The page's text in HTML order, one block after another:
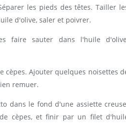
les pieds des têtes. Tailler
d'olive, saler et poivrer.
faire sauter dans l'huile
cèpes. Ajouter quelques noisettes
remuer.
dans le fond d'une assiette
cèpes, et finir par un filet